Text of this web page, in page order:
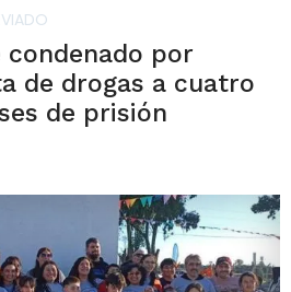
condenado por
de drogas a cuatro
de prisión